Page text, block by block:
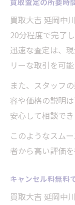
買取大吉 延岡中
20分程度で完了
迅速な査定は、
リーな取引を可能
また、スタッフ
容や価格の説明
安心して相談でき
このようなスム
者から高い評価を
キャンセル料無料
買取大吉 延岡中